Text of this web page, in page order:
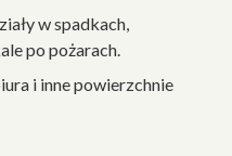
w spadkach,
po pożarach.
i inne powierzchnie